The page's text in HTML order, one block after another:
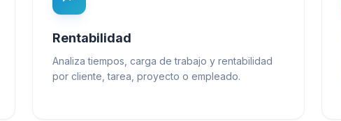
Rentabilidad
Analiza tiempos, carga de trabajo y rentabilidad
por cliente, tarea, proyecto o empleado.